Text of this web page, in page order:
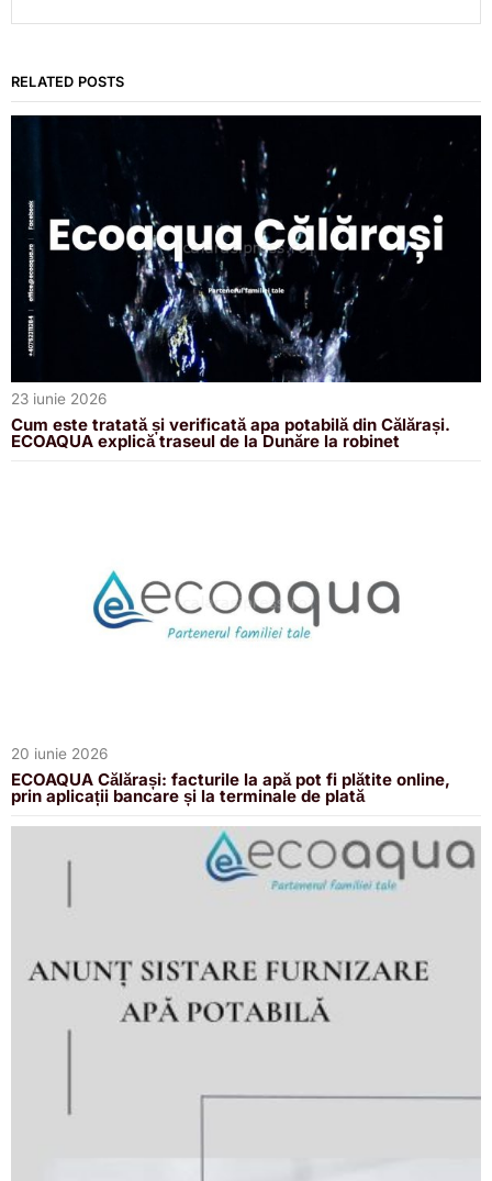
RELATED POSTS
23 iunie 2026
Cum este tratată și verificată apa potabilă din Călărași.
ECOAQUA explică traseul de la Dunăre la robinet
20 iunie 2026
ECOAQUA Călărași: facturile la apă pot fi plătite online,
prin aplicații bancare și la terminale de plată